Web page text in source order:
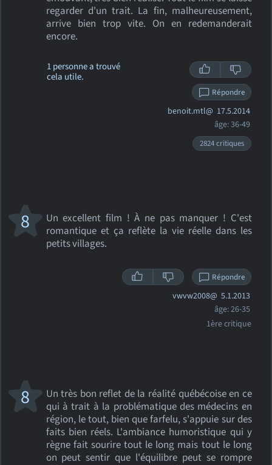
regarder d'un trait. La fin, malheureusement,
arrive bien trop vite. On en redemanderait
encore.
1 personne a trouvé
cela utile.
Répondre
benoit.mtl@ 17.5.2014
âge: 36-49
2824 critiques
Un excellent film ! À ne pas manquer ! C'est
romantique et ça reflète la vie réelle dans les
petits villages.
8
Répondre
vwvw2008@ 5.1.2013
âge: 26-35
1ère critique
Un très bon reflet de la réalité québécoise en ce
qui à trait à la problématique des médecins en
région, le tout, bien que farfelu, s'appuie sur des
faits bien réels. L'ambiance humoristique qui y
règne fait sourire tout le long mais tout le long
on peut sentir que l'équilibre peut se rompre
8